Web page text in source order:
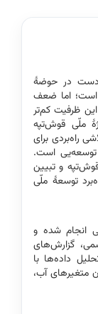
در حوضۀ
است؛ اما ضعف
ظرفیت کم‌تر
ملّی قوش‌تپه
راه‌بردی برای
توسعه‌‌یی است.
و تبیین
توسعۀ ملّی
انجام شده و
گزارش‌های
داده‌ها با
متغیرهای آب،